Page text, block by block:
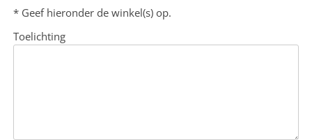
* Geef hieronder de winkel(s) op.
Toelichting